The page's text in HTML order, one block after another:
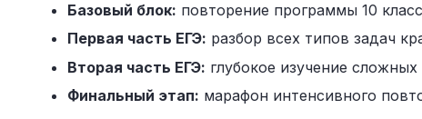
Базовый блок: повторение программы 10
Первая часть ЕГЭ: разбор всех типов задач
Вторая часть ЕГЭ: глубокое изучение
Финальный этап: марафон интенсивного